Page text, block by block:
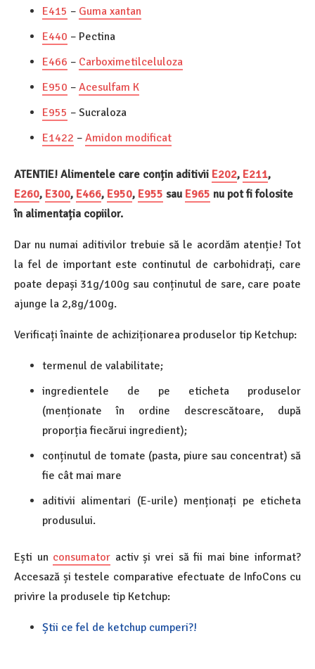
E415 – Guma xantan
E440 – Pectina
E466 – Carboximetilceluloza
E950 – Acesulfam K
E955 – Sucraloza
E1422 – Amidon modificat
ATENTIE! Alimentele care conțin aditivii E202, E211,
E260, E300, E466, E950, E955 sau E965 nu pot fi folosite
în alimentația copiilor.
Dar nu numai aditivilor trebuie să le acordăm atenție! Tot
la fel de important este continutul de carbohidrați, care
poate depași 31g/100g sau conținutul de sare, care poate
ajunge la 2,8g/100g.
Verificați înainte de achiziționarea produselor tip Ketchup:
termenul de valabilitate;
ingredientele de pe eticheta produselor
(menționate în ordine descrescătoare, după
proporția fiecărui ingredient);
conținutul de tomate (pasta, piure sau concentrat) să
fie cât mai mare
aditivii alimentari (E-urile) menționați pe eticheta
produsului.
Ești un consumator activ și vrei să fii mai bine informat?
Accesază și testele comparative efectuate de InfoCons cu
privire la produsele tip Ketchup:
Știi ce fel de ketchup cumperi?!